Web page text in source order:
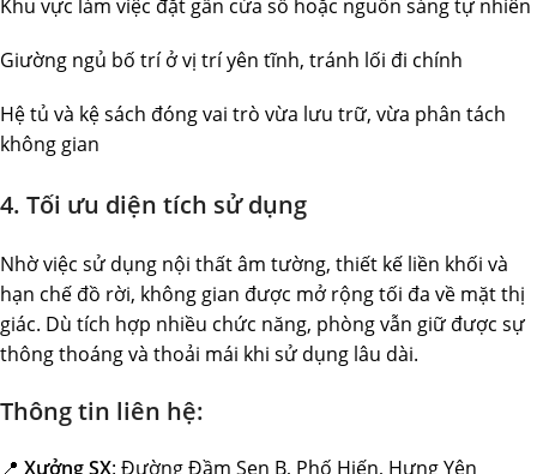
Khu vực làm việc đặt gần cửa sổ hoặc nguồn sáng tự nhiên
Giường ngủ bố trí ở vị trí yên tĩnh, tránh lối đi chính
Hệ tủ và kệ sách đóng vai trò vừa lưu trữ, vừa phân tách
không gian
4. Tối ưu diện tích sử dụng
Nhờ việc sử dụng nội thất âm tường, thiết kế liền khối và
hạn chế đồ rời, không gian được mở rộng tối đa về mặt thị
giác. Dù tích hợp nhiều chức năng, phòng vẫn giữ được sự
thông thoáng và thoải mái khi sử dụng lâu dài.
Thông tin liên hệ:
📍 Xưởng SX: Đường Đầm Sen B, Phố Hiến, Hưng Yên